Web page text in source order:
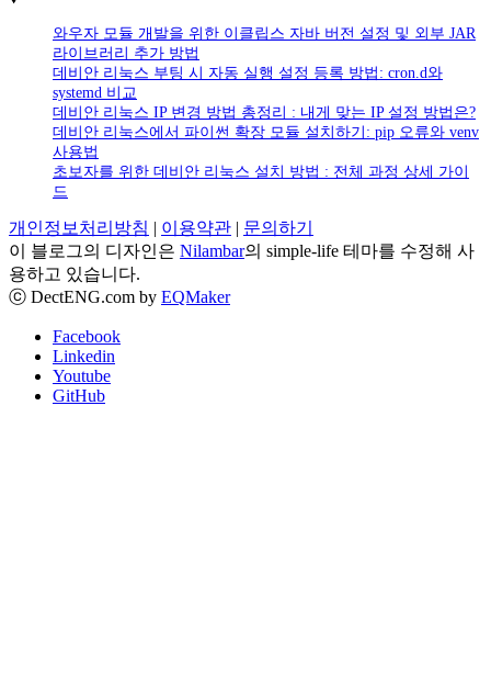
와우자 모듈 개발을 위한 이클립스 자바 버전 설정 및 외부 JAR
라이브러리 추가 방법
데비안 리눅스 부팅 시 자동 실행 설정 등록 방법: cron.d와
systemd 비교
데비안 리눅스 IP 변경 방법 총정리 : 내게 맞는 IP 설정 방법은?
데비안 리눅스에서 파이썬 확장 모듈 설치하기: pip 오류와 venv
사용법
초보자를 위한 데비안 리눅스 설치 방법 : 전체 과정 상세 가이
드
개인정보처리방침 | 이용약관 | 문의하기
이 블로그의 디자인은 Nilambar의 simple-life 테마를 수정해 사
용하고 있습니다.
ⓒ DectENG.com by EQMaker
Facebook
Linkedin
Youtube
GitHub